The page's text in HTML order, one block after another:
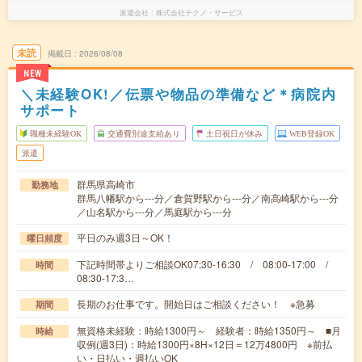
派遣会社 株式会社テクノ・サービス
未読
NEW
掲載日 2026/08/08
＼未経験OK!／伝票や物品の準備など＊病院内
サポート
職種未経験OK 交通費別途支給あり 土日祝日が休み WEB登録OK
派遣
勤務地
群馬県高崎市
群馬八幡駅から---分／倉賀野駅から---分／南高崎駅から---分
／山名駅から---分／馬庭駅から---分
曜日頻度 平日のみ週3日～OK！
時間
下記時間帯よりご相談OK07:30-16:30 / 08:00-17:00 /
08:30-17:3…
期間 長期のお仕事です。開始日はご相談ください！ ※急募
時給
無資格未経験：時給1300円～ 経験者：時給1350円～ ■月
収例(週3日)：時給1300円×8H×12日＝12万4800円 ※前払
い・日払い・週払いOK